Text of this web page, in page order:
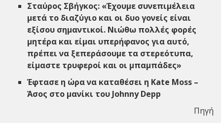
Σταύρος Σβήγκος: «Έχουμε συνεπιμέλεια
μετά το διαζύγιο και οι δυο γονείς είναι
εξίσου σημαντικοί. Nιώθω πολλές φορές
μητέρα και είμαι υπερήφανος για αυτό,
πρέπει να ξεπεράσουμε τα στερεότυπα,
είμαστε τρυφεροί και οι μπαμπάδες»
Έφτασε η ώρα να καταθέσει η Kate Moss –
Άσος στο μανίκι του Johnny Depp
Πηγή